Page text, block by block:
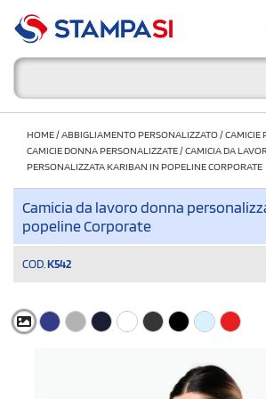
HOME/ABBIGLIAMENTO PERSONALIZZATO/CAMICIE
CAMICIE DONNA PERSONALIZZATE/CAMICIA DA
PERSONALIZZATA KARIBAN IN POPELINE CORPORATE
Camicia da lavoro donna
popeline Corporate
COD. K542